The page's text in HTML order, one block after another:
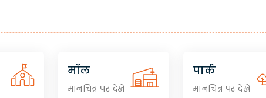
मॉल
मानचित्र पर देखें
पार्क
मानचित्र पर देखें